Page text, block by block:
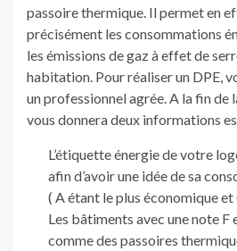
passoire thermique. Il permet en
précisément les consommations
les émissions de gaz à effet de
habitation. Pour réaliser un DPE,
un professionnel agrée. A la fin de
vous donnera deux informations
L’étiquette énergie de votre
afin d’avoir une idée de sa
( A étant le plus économique
Les bâtiments avec une note F
comme des passoires